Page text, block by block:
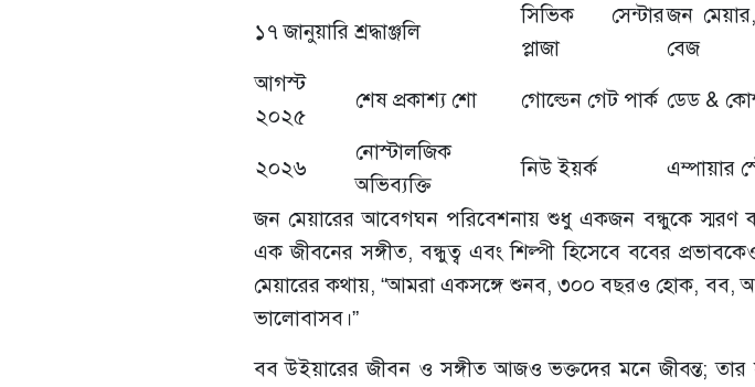
১৭ জানুয়ারি শ্রদ্ধাঞ্জলি
সিভিক সেন্টার
প্লাজা
জন
বেজ
আগস্ট
২০২৫
শেষ প্রকাশ্য শো গোল্ডেন গেট পার্ক ডেড &
২০২৬
নোস্টালজিক
অভিব্যক্তি
নিউ ইয়র্ক
এম্পায়ার
জন মেয়ারের আবেগঘন পরিবেশনায় শুধু একজন বন্ধুকে স্মরণ
এক জীবনের সঙ্গীত, বন্ধুত্ব এবং শিল্পী হিসেবে ববের
মেয়ারের কথায়, “আমরা একসঙ্গে শুনব, ৩০০ বছরও হোক, বব,
ভালোবাসব।”
বব উইয়ারের জীবন ও সঙ্গীত আজও ভক্তদের মনে জীবন্ত; তার